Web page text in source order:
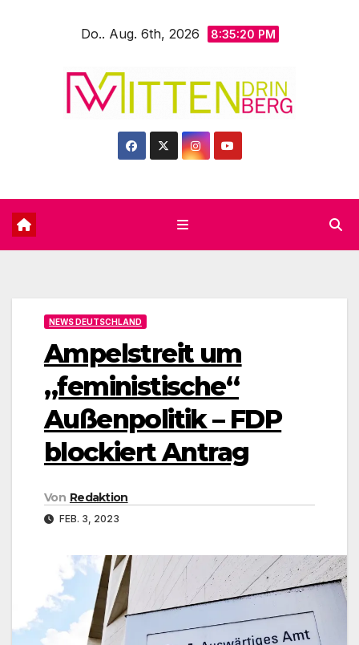
Do.. Aug. 6th, 2026 8:35:22 PM
NEWS DEUTSCHLAND
Ampelstreit um
„feministische“
Außenpolitik – FDP
blockiert Antrag
Von Redaktion
FEB. 3, 2023